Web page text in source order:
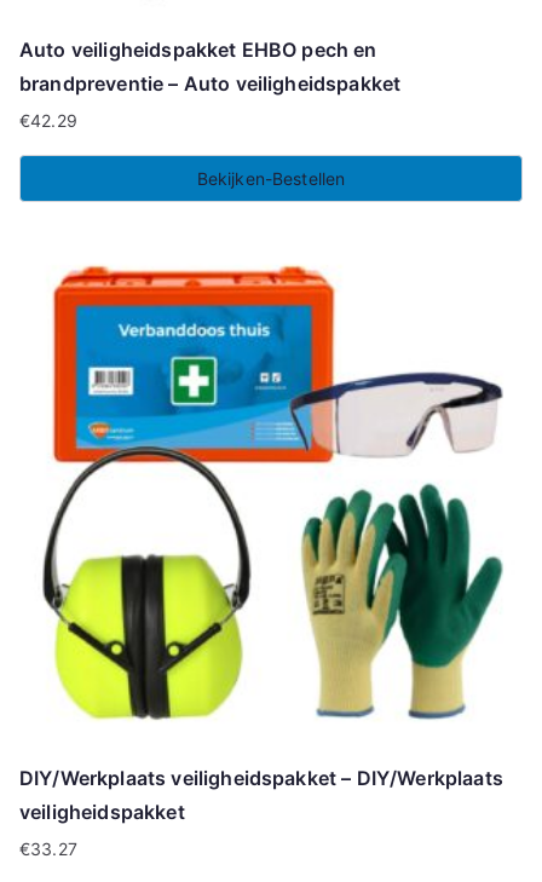
Auto veiligheidspakket EHBO pech en
brandpreventie – Auto veiligheidspakket
€42.29
Bekijken-Bestellen
DIY/Werkplaats veiligheidspakket – DIY/Werkplaats
veiligheidspakket
€33.27